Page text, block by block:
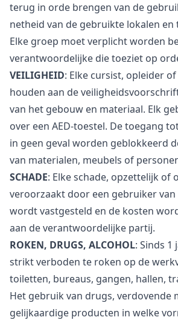
terug in orde brengen van de
netheid van de gebruikte lokalen en
Elke groep moet verplicht worden
verantwoordelijke die toeziet op
VEILIGHEID: Elke cursist, opleider
houden aan de
van het gebouw en materiaal. Elk
over een AED-toestel. De toegang
in geen geval worden geblokkeerd
van materialen, meubels of
SCHADE: Elke schade, opzettelijk of
veroorzaakt door een gebruiker
wordt vastgesteld en de kosten
aan de verantwoordelijke partij.
ROKEN, DRUGS, ALCOHOL: Sinds 1
strikt verboden te roken op de
toiletten, bureaus, gangen, hallen,
Het gebruik van drugs, verdovende
gelijkaardige producten in welke